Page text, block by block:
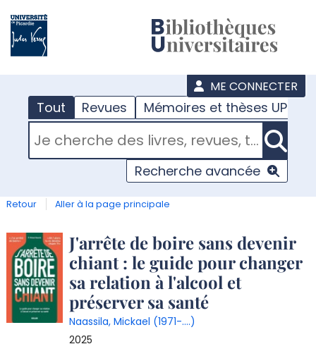
ME CONNECTER
Tout Revues Mémoires et thèses UPJV
RECHERCHER DANS "TOUT"
Recherche avancée
Retour Aller à la page principale
Détail
document
J'arrête de boire sans devenir
chiant : le guide pour changer
sa relation à l'alcool et
préserver sa santé
Naassila, Mickael (1971-....)
2025